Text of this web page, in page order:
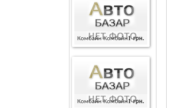
Комбайн Комбайн1 грн.
Комбайн Комбайн1 грн.